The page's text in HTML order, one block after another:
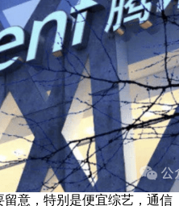
意，特别是便宜综艺，通信